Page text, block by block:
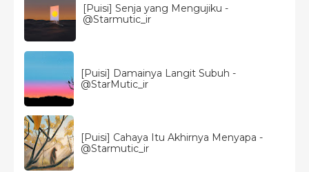
[Puisi] Senja yang Mengujiku -
@Starmutic_ir
[Puisi] Damainya Langit Subuh -
@StarMutic_ir
[Puisi] Cahaya Itu Akhirnya Menyapa -
@Starmutic_ir